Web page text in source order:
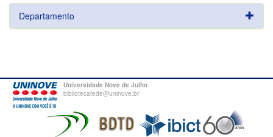
Departamento
Universidade Nove de Julho
bibliotecatede@uninove.br